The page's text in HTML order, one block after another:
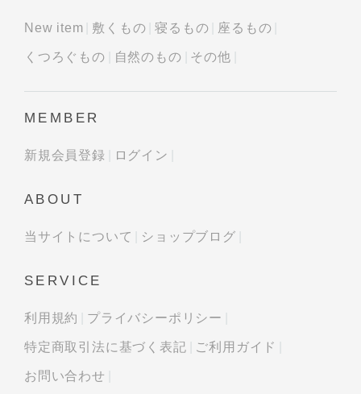
New item 敷くもの 寝るもの 座るもの
くつろぐもの 自然のもの その他
MEMBER
新規会員登録 ログイン
ABOUT
当サイトについて ショップブログ
SERVICE
利用規約 プライバシーポリシー
特定商取引法に基づく表記 ご利用ガイド
お問い合わせ